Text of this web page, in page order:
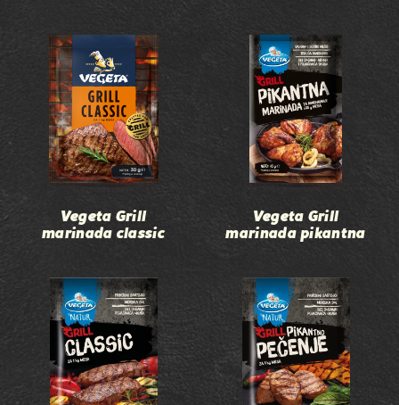
Vegeta Grill
marinada classic
Vegeta Grill
marinada pikantna